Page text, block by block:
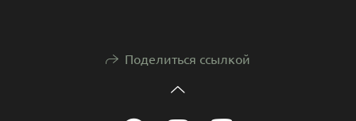
Поделиться ссылкой